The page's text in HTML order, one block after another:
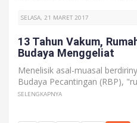
SELASA, 21 MARET 2017
13 Tahun Vakum,
Budaya Menggeliat
Menelisik asal-muasal
Budaya Pecantingan (RBP),
SELENGKAPNYA